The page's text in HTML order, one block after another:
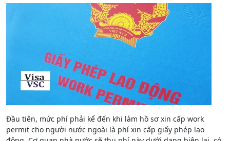
Đầu tiên, mức phí phải kể đến khi làm hồ sơ xin cấp work
permit cho người nước ngoài là phí xin cấp giấy phép lao